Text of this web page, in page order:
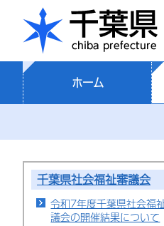
ホーム
千葉県社会福祉審議会
令和7年度千葉県社会福
議会の開催結果について